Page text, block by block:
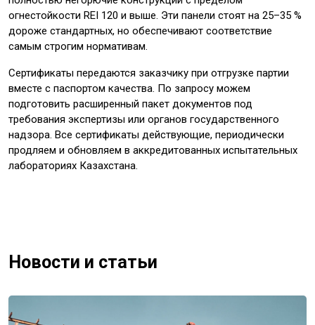
огнестойкости REI 120 и выше. Эти панели стоят на 25–35 %
дороже стандартных, но обеспечивают соответствие
самым строгим нормативам.
Сертификаты передаются заказчику при отгрузке партии
вместе с паспортом качества. По запросу можем
подготовить расширенный пакет документов под
требования экспертизы или органов государственного
надзора. Все сертификаты действующие, периодически
продляем и обновляем в аккредитованных испытательных
лабораториях Казахстана.
Новости и статьи